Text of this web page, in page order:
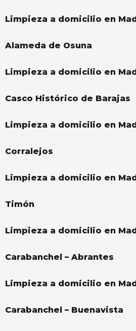
Limpieza a domicilio en
Alameda de Osuna
Limpieza a domicilio en
Casco Histórico de Barajas
Limpieza a domicilio en
Corralejos
Limpieza a domicilio en
Timón
Limpieza a domicilio en
Carabanchel – Abrantes
Limpieza a domicilio en
Carabanchel – Buenavista